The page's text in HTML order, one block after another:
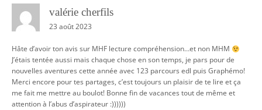
valérie cherfils
23 août 2023
Hâte d’avoir ton avis sur MHF lecture compréhension…et non MHM
J’étais tentée aussi mais chaque chose en son temps, je pars pour de
nouvelles aventures cette année avec 123 parcours edl puis Graphémo!
Merci encore pour tes partages, c’est toujours un plaisir de te lire et ça
me fait me mettre au boulot! Bonne fin de vacances tout de même et
attention à l’abus d’aspirateur :))))))